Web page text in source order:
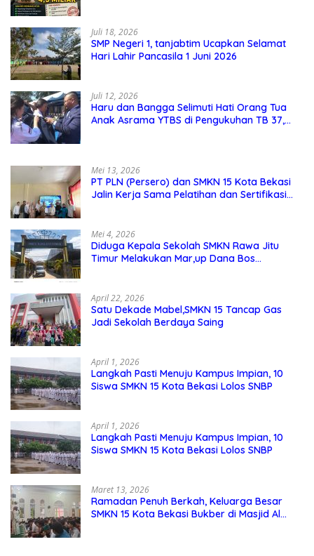
Juli 18, 2026
SMP Negeri 1, tanjabtim Ucapkan Selamat
Hari Lahir Pancasila 1 Juni 2026
Juli 12, 2026
Haru dan Bangga Selimuti Hati Orang Tua
Anak Asrama YTBS di Pengukuhan TB 37,
Mei 13, 2026
PT PLN (Persero) dan SMKN 15 Kota Bekasi
Jalin Kerja Sama Pelatihan dan Sertifikasi
Mei 4, 2026
Diduga Kepala Sekolah SMKN Rawa Jitu
Timur Melakukan Mar,up Dana Bos
April 22, 2026
Satu Dekade Mabel,SMKN 15 Tancap Gas
Jadi Sekolah Berdaya Saing
April 1, 2026
Langkah Pasti Menuju Kampus Impian, 10
Siswa SMKN 15 Kota Bekasi Lolos SNBP
April 1, 2026
Langkah Pasti Menuju Kampus Impian, 10
Siswa SMKN 15 Kota Bekasi Lolos SNBP
Maret 13, 2026
Ramadan Penuh Berkah, Keluarga Besar
SMKN 15 Kota Bekasi Bukber di Masjid Al